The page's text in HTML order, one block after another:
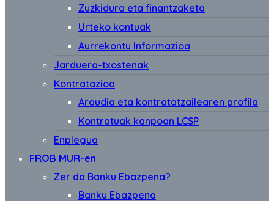
Zuzkidura eta finantzaketa
Urteko kontuak
Aurrekontu Informazioa
Jarduera-txostenak
Kontratazioa
Araudia eta kontratatzailearen profila
Kontratuak kanpoan LCSP
Enplegua
FROB MUR-en
Zer da Banku Ebazpena?
Banku Ebazpena